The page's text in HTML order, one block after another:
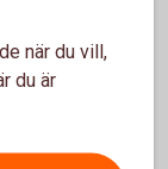
när du vill,
du är